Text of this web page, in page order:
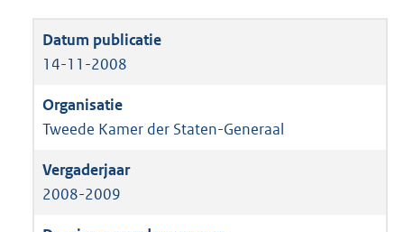
14-11-2008
Tweede Kamer der Staten-Generaal
2008-2009